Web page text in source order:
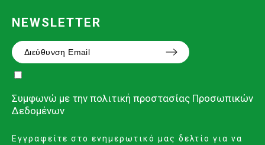
NEWSLETTER
Συμφωνώ με την πολιτική προστασίας Προσωπικών
Δεδομένων
Εγγραφείτε στο ενημερωτικό μας δελτίο για να